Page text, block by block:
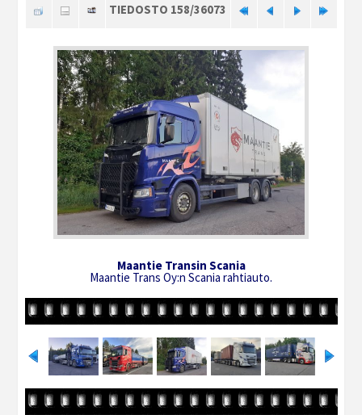
TIEDOSTO 158/36073
Maantie Transin Scania
Maantie Trans Oy:n Scania rahtiauto.